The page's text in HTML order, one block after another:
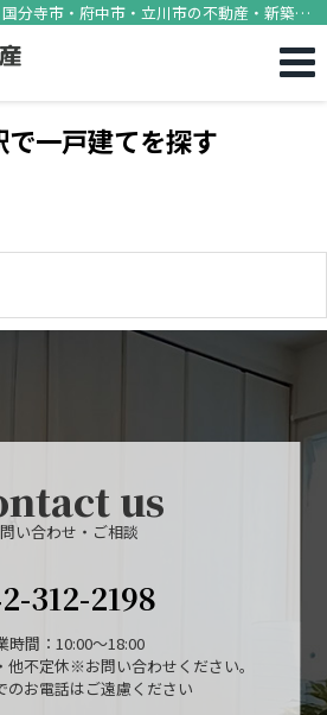
分寺市・府中市・立川市の不動産・新築一
で一戸建てを探す
us
い合わせ・ご相談
312-2198
時間：10:00～18:00
他不定休※お問い合わせください。
のお電話はご遠慮ください